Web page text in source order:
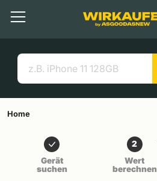
Menü
Suchen
Nützliche Links
Home
Gerät
suchen
2
Wert
berechnen